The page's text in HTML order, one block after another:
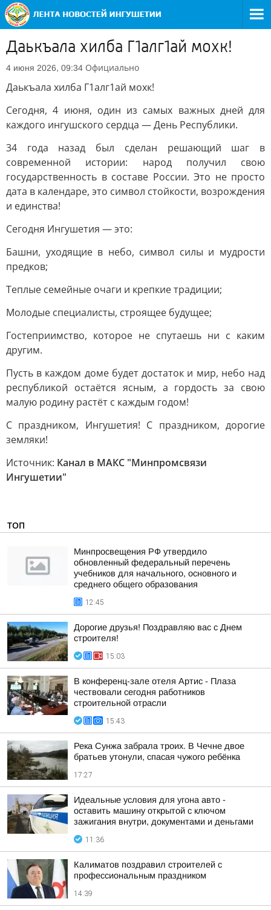
Даькъала хилба Г1алг1ай мохк!
4 июня 2026, 09:34 Официально
Даькъала хилба Г1алг1ай мохк!
Сегодня, 4 июня, один из самых важных дней для
каждого ингушского сердца — День Республики.
34 года назад был сделан решающий шаг в
современной истории: народ получил свою
государственность в составе России. Это не просто
дата в календаре, это символ стойкости, возрождения
и единства!
Сегодня Ингушетия — это:
Башни, уходящие в небо, символ силы и мудрости
предков;
Теплые семейные очаги и крепкие традиции;
Молодые специалисты, строящее будущее;
Гостеприимство, которое не спутаешь ни с каким
другим.
Пусть в каждом доме будет достаток и мир, небо над
республикой остаётся ясным, а гордость за свою
малую родину растёт с каждым годом!
С праздником, Ингушетия! С праздником, дорогие
земляки!
Источник: Канал в МАКС "Минпромсвязи
Ингушетии"
ТОП
Минпросвещения РФ утвердило
обновленный федеральный перечень
учебников для начального, основного и
среднего общего образования
12:45
Дорогие друзья! Поздравляю вас с Днем
строителя!
15:03
В конференц-зале отеля Артис - Плаза
чествовали сегодня работников
строительной отрасли
15:43
Река Сунжа забрала троих. В Чечне двое
братьев утонули, спасая чужого ребёнка
17:27
Идеальные условия для угона авто -
оставить машину открытой с ключом
зажигания внутри, документами и деньгами
11:36
Калиматов поздравил строителей с
профессиональным праздником
14:39